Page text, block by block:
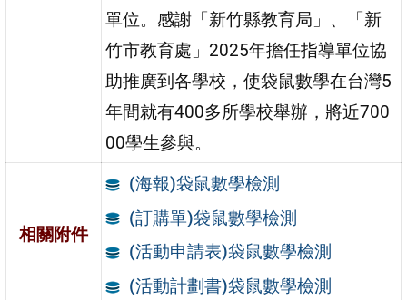
單位。感謝「新竹縣教育局」、「新
竹市教育處」2025年擔任指導單位協
助推廣到各學校，使袋鼠數學在台灣5
年間就有400多所學校舉辦，將近700
00學生參與。
相關附件
(海報)袋鼠數學檢測
(訂購單)袋鼠數學檢測
(活動申請表)袋鼠數學檢測
(活動計劃書)袋鼠數學檢測